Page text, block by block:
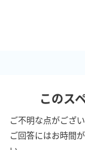
このス
ご不明な点がござ
ご回答にはお時間